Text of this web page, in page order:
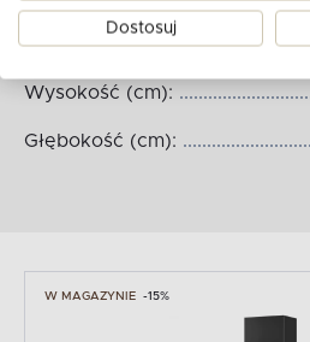
Szerokość (cm):
Wysokość (cm):
Głębokość (cm):
W MAGAZYNIE -15%
Dostosuj